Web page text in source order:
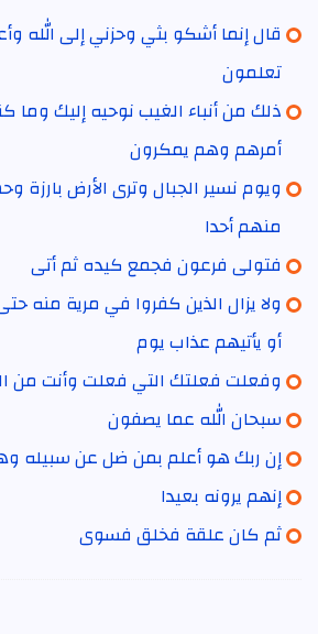
قال إنما أشكو بثي وحزني إلى الله
تعلمون
ذلك من أنباء الغيب نوحيه إليك وما
أمرهم وهم يمكرون
ويوم نسير الجبال وترى الأرض بارزة
منهم أحدا
فتولى فرعون فجمع كيده ثم أتى
ولا يزال الذين كفروا في مرية منه
أو يأتيهم عذاب يوم
وفعلت فعلتك التي فعلت وأنت من
سبحان الله عما يصفون
إن ربك هو أعلم بمن ضل عن سبيله
إنهم يرونه بعيدا
ثم كان علقة فخلق فسوى